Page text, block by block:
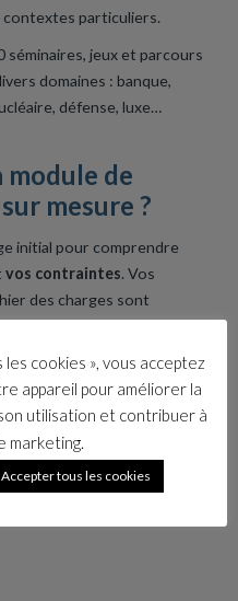
contextes particuliers.
séminaires, jeux et parcours
domaines : banque,
défense, luxe…
module de
mesure ?
initial pour comprendre
vos contraintes. Vos
des charges sont
mettre en avant sont
supports. Plusieurs
réalisés, avant la première
est menée : finalisation de
guide d’animation. Le
aux formateurs internes
cookies », vous acceptez
appareil pour améliorer la
utilisation et contribuer à
marketing.
Accepter tous les cookies